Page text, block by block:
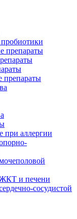
препараты
препараты
при аллергии
ЖКТ и печени
сосудистой